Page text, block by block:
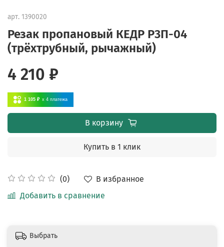
арт. 1390020
Резак пропановый КЕДР Р3П-04
(трёхтрубный, рычажный)
(0)
В избранное
Добавить в сравнение
4 210 ₽
1 105 ₽ x 4 платежа
В корзину
Купить в 1 клик
Выбрать